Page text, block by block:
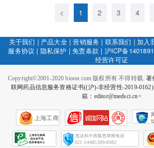
< 1 2 3 4
关于我们 | 产品大全|营销服务 | 联系我们 | 加入
服务协议 | 隐私保护 |免责条款 | 沪ICP备
经营许可证
Copyright©2001-2020 bioon.com 版权所有 不得转载.著
联网药品信息服务资格证书((沪)-非经营性-2019-0162)
箱：editor@medsci.cn<
上海工商
021-54485309-8082